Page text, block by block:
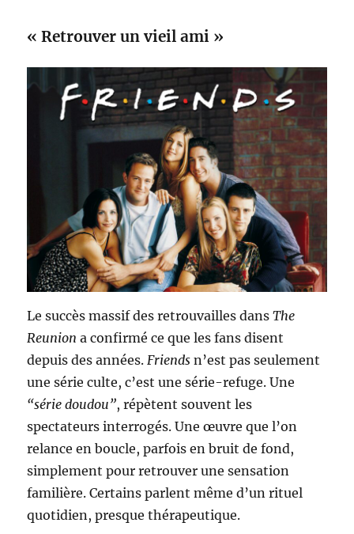
« Retrouver un vieil ami »
Le succès massif des retrouvailles dansThe
Reunion a confirmé ce que les fans disent
depuis des années.Friends n’est pas seulement
une série culte, c’est une série-refuge. Une
“série doudou”, répètent souvent les
spectateurs interrogés. Une œuvre que l’on
relance en boucle, parfois en bruit de fond,
simplement pour retrouver une sensation
familière. Certains parlent même d’un rituel
quotidien, presque thérapeutique.